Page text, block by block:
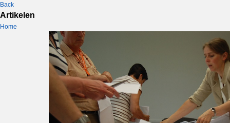
Back
Artikelen
Home